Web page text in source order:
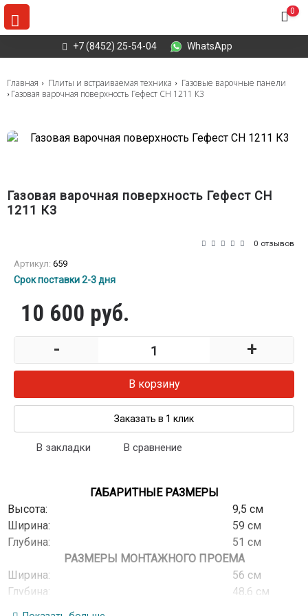
+7 (8452) 25-54-04 WhatsApp
0
Главная Плиты и встраиваемая техника
Газовые варочные панели
Газовая варочная поверхность Гефест СН 1211 К3
Газовая варочная поверхность Гефест СН
1211 К3
0 отзывов
Артикул: 659
Срок поставки 2-3 дня
10 600 руб.
- +
В корзину
Заказать в 1 клик
В закладки В сравнение
ГАБАРИТНЫЕ РАЗМЕРЫ
Высота:
9,5 см
Ширина:
59 см
Глубина:
51 см
РАЗМЕРЫ МОНТАЖНОГО ПРОЕМА
Ширина:
56 см
Глубина:
48,6 см
МОЩНОСТЬ ГАЗОВЫХ ГОРЕЛОК СТОЛА